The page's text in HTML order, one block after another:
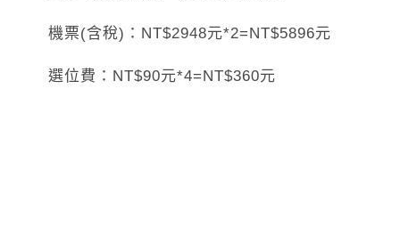
機票(含稅)：NT$2948元*2=NT$5896元
選位費：NT$90元*4=NT$360元